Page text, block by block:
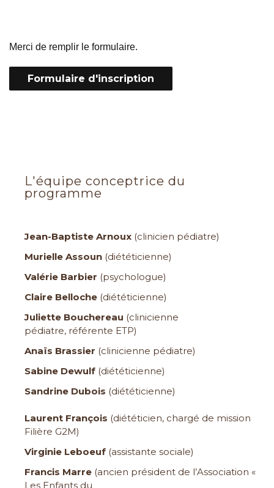
Merci de remplir le formulaire.
Formulaire d'inscription
L'équipe conceptrice du
programme
Jean-Baptiste Arnoux (clinicien pédiatre)
Murielle Assoun (diététicienne)
Valérie Barbier (psychologue)
Claire Belloche (diététicienne)
Juliette Bouchereau (clinicienne
pédiatre, référente ETP)
Anaïs Brassier (clinicienne pédiatre)
Sabine Dewulf (diététicienne)
Sandrine Dubois (diététicienne)
Laurent François (diététicien, chargé de mission
Filière G2M)
Virginie Leboeuf (assistante sociale)
Francis Marre (ancien président de l’Association «
Les Enfants du